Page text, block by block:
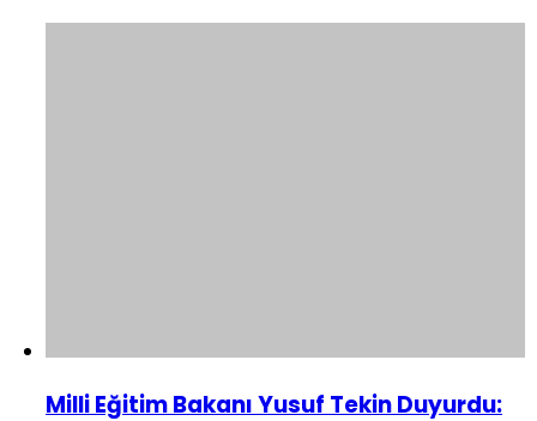
Milli Eğitim Bakanı Yusuf Tekin Duyurdu: